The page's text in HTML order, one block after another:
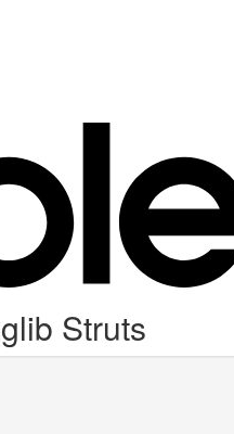
Struts